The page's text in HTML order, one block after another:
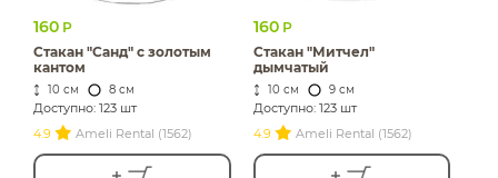
160 Р
Стакан "Санд" с золотым
кантом
10 см 8 см
Доступно: 123 шт
4.9
Ameli Rental (1562)
160 Р
Стакан "Митчел"
дымчатый
10 см 9 см
Доступно: 123 шт
4.9
Ameli Rental (1562)